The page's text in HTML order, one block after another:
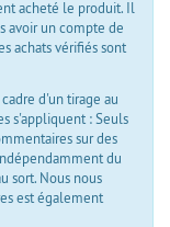
acheté le produit. Il
avoir un compte de
achats vérifiés sont
d'un tirage au
s'appliquent : Seuls
sur des
du
sort. Nous nous
est également